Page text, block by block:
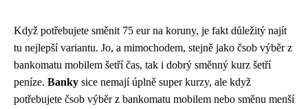
Když potřebujete směnit 75 eur na koruny, je fakt důležitý najít
tu nejlepší variantu. Jo, a mimochodem, stejně jako čsob výběr z
bankomatu mobilem šetří čas, tak i dobrý směnný kurz šetří
peníze. Banky sice nemají úplně super kurzy, ale když
potřebujete čsob výběr z bankomatu mobilem nebo směnu menší